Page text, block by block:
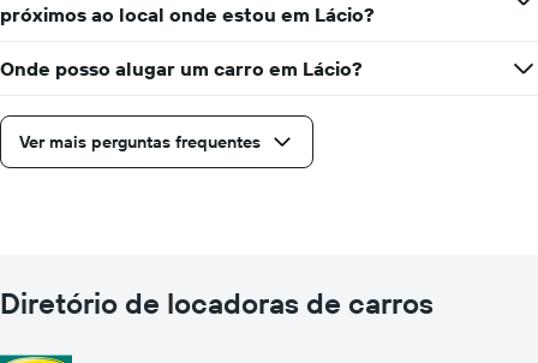
próximos ao local onde estou em Lácio?
Onde posso alugar um carro em Lácio?
Ver mais perguntas frequentes
Diretório de locadoras de carros